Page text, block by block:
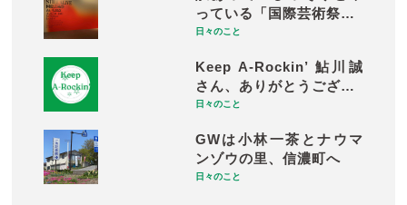
っている「国際芸術祭…
日々のこと
Keep A-Rockin’ 鮎川誠
さん、ありがとうござ…
日々のこと
GWは小林一茶とナウマ
ンゾウの里、信濃町へ
日々のこと